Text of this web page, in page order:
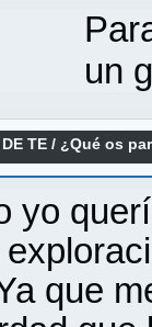
un
TE /¿Qué os
yo
que